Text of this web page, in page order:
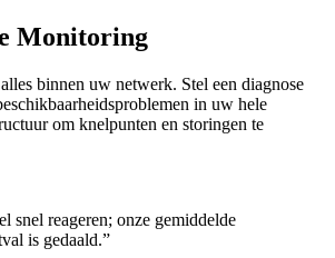
Monitoring
binnen uw netwerk. Stel een diagnose
in uw hele
om knelpunten en storingen te
snel reageren; onze gemiddelde
is gedaald.”